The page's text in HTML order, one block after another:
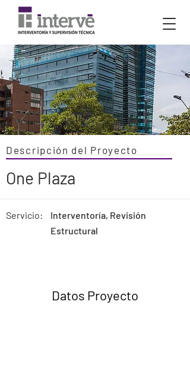
Descripción del Proyecto
One Plaza
Servicio:
Interventoría, Revisión
Estructural
Datos Proyecto